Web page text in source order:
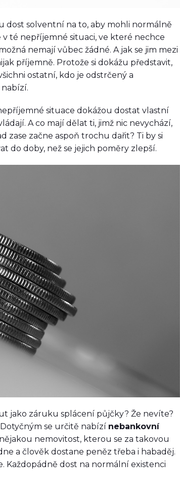
dost solventní na to, aby mohli normálně
té nepříjemné situaci, ve které nechce
nemají vůbec žádné. A jak se jim mezi
příjemně. Protože si dokážu představit,
ostatní, kdo je odstrčený a
situace dokážou dostat vlastní
A co mají dělat ti, jimž nic nevychází,
zase začne aspoň trochu dařit? Ti by si
do doby, než se jejich poměry zlepší.
jako záruku splácení půjčky? Že nevíte?
se určitě nabízí nebankovní
nemovitost, kterou se za takovou
a člověk dostane peněz třeba i habaděj.
Každopádně dost na normální existenci